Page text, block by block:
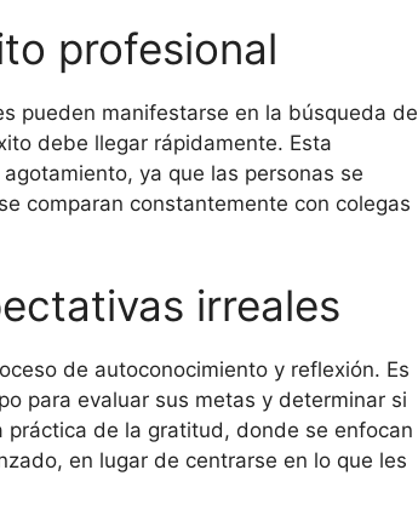
profesional
pueden manifestarse en la búsqueda de
debe llegar rápidamente. Esta
ya que las personas se
comparan constantemente con colegas
irreales
de autoconocimiento y reflexión. Es
para evaluar sus metas y determinar si
práctica de la gratitud, donde se enfocan
en lugar de centrarse en lo que les